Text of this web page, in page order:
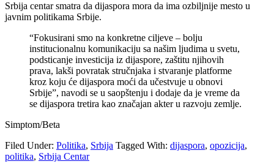
Srbija centar smatra da dijaspora mora da ima ozbiljnije mesto u
javnim politikama Srbije.
“Fokusirani smo na konkretne ciljeve – bolju
institucionalnu komunikaciju sa našim ljudima u svetu,
podsticanje investicija iz dijaspore, zaštitu njihovih
prava, lakši povratak stručnjaka i stvaranje platforme
kroz koju će dijaspora moći da učestvuje u obnovi
Srbije”, navodi se u saopštenju i dodaje da je vreme da
se dijaspora tretira kao značajan akter u razvoju zemlje.
Simptom/Beta
Filed Under: Politika, Srbija Tagged With: dijaspora, opozicija,
politika, Srbija Centar